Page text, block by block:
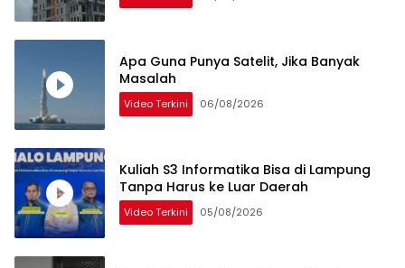
Apa Guna Punya Satelit, Jika Banyak
Masalah
Video Terkini 06/08/2026
Kuliah S3 Informatika Bisa di Lampung
Tanpa Harus ke Luar Daerah
Video Terkini 05/08/2026